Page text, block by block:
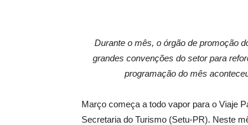
Durante o mês, o órgão de promoção
grandes convenções do setor para
programação do mês
Março começa a todo vapor para o Viaje
Secretaria do Turismo (Setu-PR). Neste